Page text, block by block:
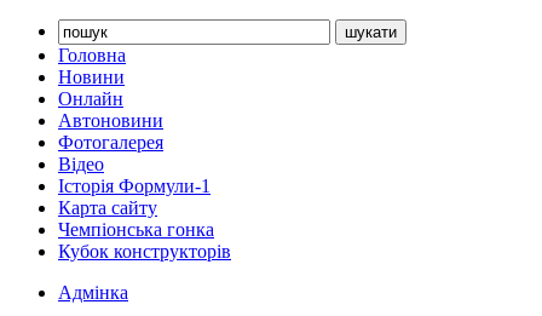
Головна
Новини
Онлайн
Автоновини
Фотогалерея
Відео
Історія Формули-1
Карта сайту
Чемпіонська гонка
Кубок конструкторів
Адмінка